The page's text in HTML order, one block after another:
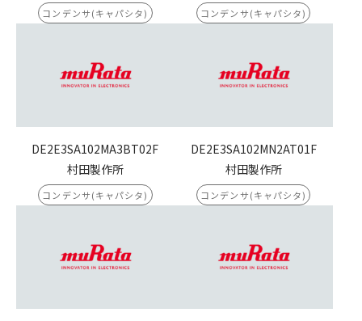
コンデンサ(キャパシタ) コンデンサ(キャパシタ)
DE2E3SA102MA3BT02F
村田製作所
コンデンサ(キャパシタ)
DE2E3SA102MN2AT01F
村田製作所
コンデンサ(キャパシタ)